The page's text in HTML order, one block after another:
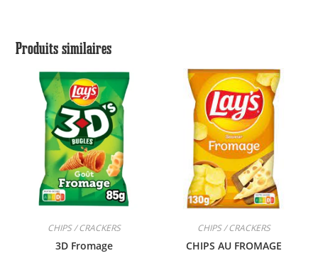
Produits similaires
CHIPS / CRACKERS
3D Fromage
CHIPS / CRACKERS
CHIPS AU FROMAGE